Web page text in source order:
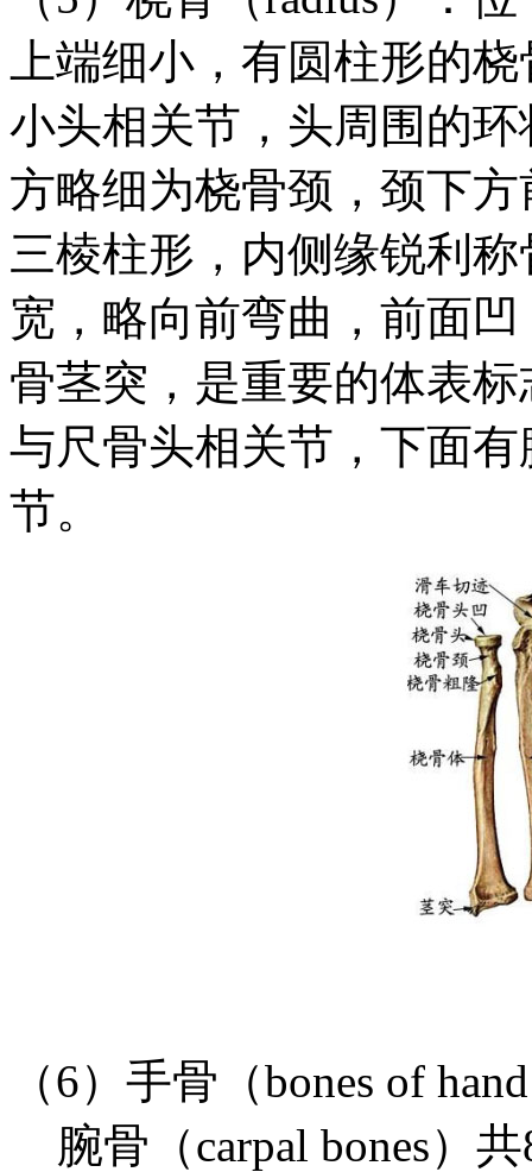
上端细小，有圆柱形的
小头相关节，头周围的
方略细为桡骨颈，颈下
三棱柱形，内侧缘锐利
宽，略向前弯曲，前面
骨茎突，是重要的体表
与尺骨头相关节，下面
节。
（6）手骨（bones of
腕骨（carpal bones）